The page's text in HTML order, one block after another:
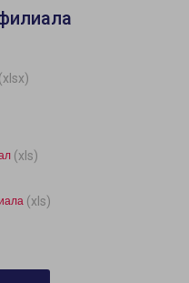
(xlsx)
(xls)
(xls)